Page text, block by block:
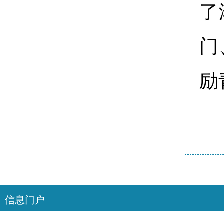
励
信息门户